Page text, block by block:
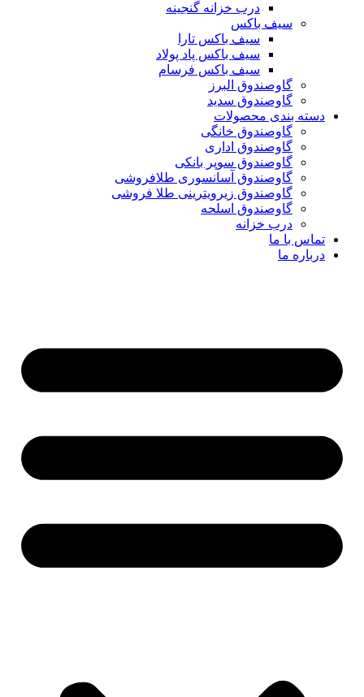
درب خزانه گنجینه
سیف باکس
سیف باکس تارا
سیف باکس پاد پولاد
سیف باکس فرسام
گاوصندوق البرز
گاوصندوق سدید
دسته بندی محصولات
گاوصندوق خانگی
گاوصندوق اداری
گاوصندوق سوپر بانکی
گاوصندوق آسانسوری طلافروشی
گاوصندوق زیرویترینی طلا فروشی
گاوصندوق اسلحه
درب خزانه
تماس با ما
درباره ما